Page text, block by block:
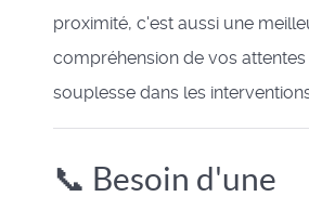
proximité, c'est aussi une
compréhension de vos
souplesse dans les
📞 Besoin d'une